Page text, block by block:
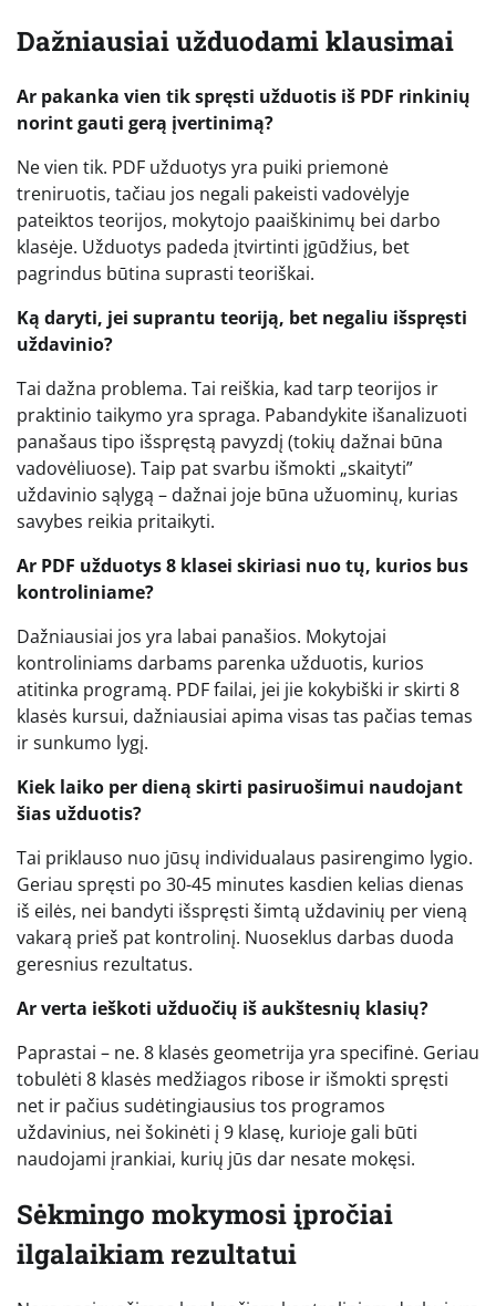
Dažniausiai užduodami klausimai
Ar pakanka vien tik spręsti užduotis iš PDF rinkinių
norint gauti gerą įvertinimą?
Ne vien tik. PDF užduotys yra puiki priemonė
treniruotis, tačiau jos negali pakeisti vadovėlyje
pateiktos teorijos, mokytojo paaiškinimų bei darbo
klasėje. Užduotys padeda įtvirtinti įgūdžius, bet
pagrindus būtina suprasti teoriškai.
Ką daryti, jei suprantu teoriją, bet negaliu išspręsti
uždavinio?
Tai dažna problema. Tai reiškia, kad tarp teorijos ir
praktinio taikymo yra spraga. Pabandykite išanalizuoti
panašaus tipo išspręstą pavyzdį (tokių dažnai būna
vadovėliuose). Taip pat svarbu išmokti „skaityti”
uždavinio sąlygą – dažnai joje būna užuominų, kurias
savybes reikia pritaikyti.
Ar PDF užduotys 8 klasei skiriasi nuo tų, kurios bus
kontroliniame?
Dažniausiai jos yra labai panašios. Mokytojai
kontroliniams darbams parenka užduotis, kurios
atitinka programą. PDF failai, jei jie kokybiški ir skirti 8
klasės kursui, dažniausiai apima visas tas pačias temas
ir sunkumo lygį.
Kiek laiko per dieną skirti pasiruošimui naudojant
šias užduotis?
Tai priklauso nuo jūsų individualaus pasirengimo lygio.
Geriau spręsti po 30-45 minutes kasdien kelias dienas
iš eilės, nei bandyti išspręsti šimtą uždavinių per vieną
vakarą prieš pat kontrolinį. Nuoseklus darbas duoda
geresnius rezultatus.
Ar verta ieškoti užduočių iš aukštesnių klasių?
Paprastai – ne. 8 klasės geometrija yra specifinė. Geriau
tobulėti 8 klasės medžiagos ribose ir išmokti spręsti
net ir pačius sudėtingiausius tos programos
uždavinius, nei šokinėti į 9 klasę, kurioje gali būti
naudojami įrankiai, kurių jūs dar nesate mokęsi.
Sėkmingo mokymosi įpročiai
ilgalaikiam rezultatui